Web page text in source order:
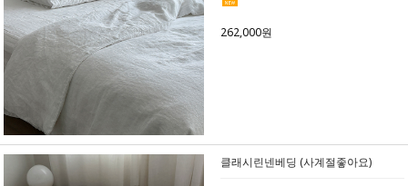
262,000원
클래시린넨베딩 (사계절좋아요)